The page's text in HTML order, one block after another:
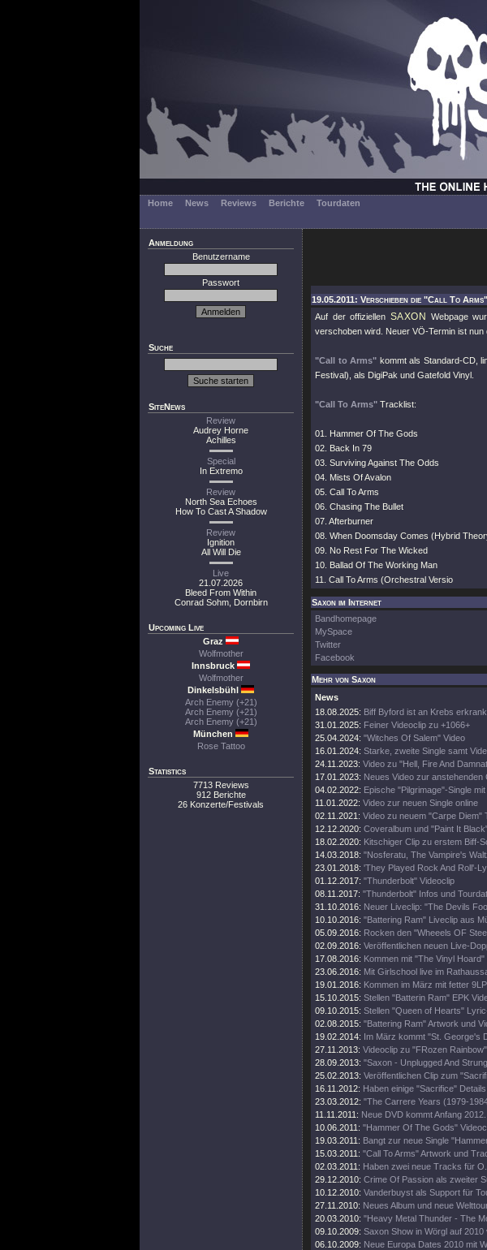
Home News Reviews Berichte
Tourdaten
Anmeldung
Benutzername
Passwort
Suche
SiteNews
Review
Audrey Horne
Achilles
Special
In Extremo
Review
North Sea Echoes
How To Cast A Shadow
Review
Ignition
All Will Die
Live
21.07.2026
Bleed From Within
Conrad Sohm, Dornbirn
Upcoming Live
Graz
Wolfmother
Innsbruck
Wolfmother
Dinkelsbühl
Arch Enemy (+21)
Arch Enemy (+21)
Arch Enemy (+21)
München
Rose Tattoo
Statistics
7713 Reviews
912 Berichte
26 Konzerte/Festivals
19.05.2011: Verschieben die "Call To
Auf der offiziellen SAXON Webpage
verschoben wird. Neuer VÖ-Termin ist nun
"Call to Arms" kommt als Standard-CD,
Festival), als DigiPak und Gatefold Vinyl.
"Call To Arms" Tracklist:
01. Hammer Of The Gods
02. Back In 79
03. Surviving Against The Odds
04. Mists Of Avalon
05. Call To Arms
06. Chasing The Bullet
07. Afterburner
08. When Doomsday Comes (Hybrid
09. No Rest For The Wicked
10. Ballad Of The Working Man
11. Call To Arms (Orchestral Versio
Saxon im Internet
Bandhomepage
MySpace
Twitter
Facebook
Mehr von Saxon
News
18.08.2025: Biff Byford ist an Krebs
31.01.2025: Feiner Videoclip zu +1066+
25.04.2024: "Witches Of Salem" Video
16.01.2024: Starke, zweite Single samt
24.11.2023: Video zu "Hell, Fire And
17.01.2023: Neues Video zur anstehenden
04.02.2022: Epische "Pilgrimage"-Single mit
11.01.2022: Video zur neuen Single online
02.11.2021: Video zu neuem "Carpe Diem"
12.12.2020: Coveralbum und "Paint It
18.02.2020: Kitschiger Clip zu erstem Biff-
14.03.2018: "Nosferatu, The Vampire's
23.01.2018: 'They Played Rock And Roll'-
01.12.2017: "Thunderbolt" Videoclip
08.11.2017: "Thunderbolt" Infos und
31.10.2016: Neuer Liveclip: "The Devils
10.10.2016: "Battering Ram" Liveclip aus
05.09.2016: Rocken den "Wheeels OF
02.09.2016: Veröffentlichen neuen Live-
17.08.2016: Kommen mit "The Vinyl Hoard"
23.06.2016: Mit Girlschool live im
19.01.2016: Kommen im März mit fetter
15.10.2015: Stellen "Batterin Ram" EPK
09.10.2015: Stellen "Queen of Hearts"
02.08.2015: "Battering Ram" Artwork und
19.02.2014: Im März kommt "St. George's
27.11.2013: Videoclip zu "FRozen Rainbow"
28.09.2013: "Saxon - Unplugged And
25.02.2013: Veröffentlichen Clip zum
16.11.2012: Haben einige "Sacrifice" Details
23.03.2012: "The Carrere Years (1979-
11.11.2011: Neue DVD kommt Anfang 2012.
10.06.2011: "Hammer Of The Gods"
19.03.2011: Bangt zur neue Single
15.03.2011: "Call To Arms" Artwork und
02.03.2011: Haben zwei neue Tracks für
29.12.2010: Crime Of Passion als zweiter
10.12.2010: Vanderbuyst als Support für
27.11.2010: Neues Album und neue
20.03.2010: "Heavy Metal Thunder - The
09.10.2009: Saxon Show in Wörgl auf 2010
06.10.2009: Neue Europa Dates 2010 mit